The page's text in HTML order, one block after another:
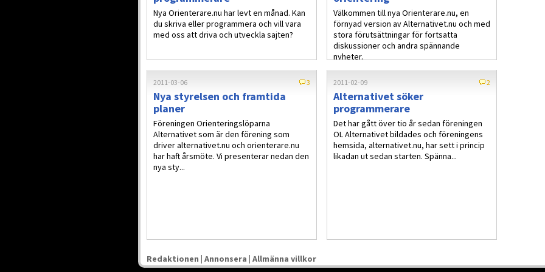
Nya Orienterare.nu har levt en månad. Kan
du skriva eller programmera och vill vara
med oss att driva och utveckla sajten?
Välkommen till nya Orienterare.nu, en
förnyad version av Alternativet.nu och med
stora förutsättningar för fortsatta
diskussioner och andra spännande
nyheter.
2011-03-06 3
Nya styrelsen och framtida
planer
Föreningen Orienteringslöparna
Alternativet som är den förening som
driver alternativet.nu och orienterare.nu
har haft årsmöte. Vi presenterar nedan den
nya sty...
2011-02-09 2
Alternativet söker
programmerare
Det har gått över tio år sedan föreningen
OL Alternativet bildades och föreningens
hemsida, alternativet.nu, har sett i princip
likadan ut sedan starten. Spänna...
Redaktionen | Annonsera | Allmänna villkor